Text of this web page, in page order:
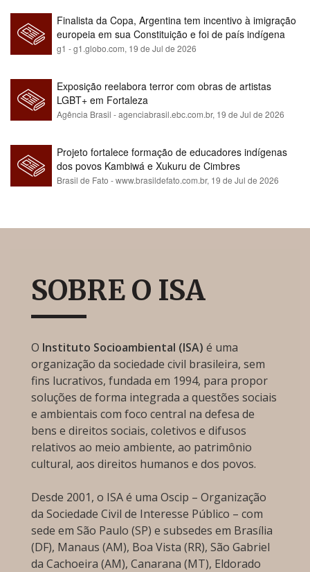
Finalista da Copa, Argentina tem incentivo à imigração
europeia em sua Constituição e foi de país indígena
para maioria branca
g1 - g1.globo.com, 19 de Jul de 2026
Exposição reelabora terror com obras de artistas
LGBT+ em Fortaleza
Agência Brasil - agenciabrasil.ebc.com.br, 19 de Jul de 2026
Projeto fortalece formação de educadores indígenas
dos povos Kambiwá e Xukuru de Cimbres
Brasil de Fato - www.brasildefato.com.br, 19 de Jul de 2026
SOBRE O ISA
O Instituto Socioambiental (ISA) é uma
organização da sociedade civil brasileira, sem
fins lucrativos, fundada em 1994, para propor
soluções de forma integrada a questões sociais
e ambientais com foco central na defesa de
bens e direitos sociais, coletivos e difusos
relativos ao meio ambiente, ao patrimônio
cultural, aos direitos humanos e dos povos.
Desde 2001, o ISA é uma Oscip – Organização
da Sociedade Civil de Interesse Público – com
sede em São Paulo (SP) e subsedes em Brasília
(DF), Manaus (AM), Boa Vista (RR), São Gabriel
da Cachoeira (AM), Canarana (MT), Eldorado